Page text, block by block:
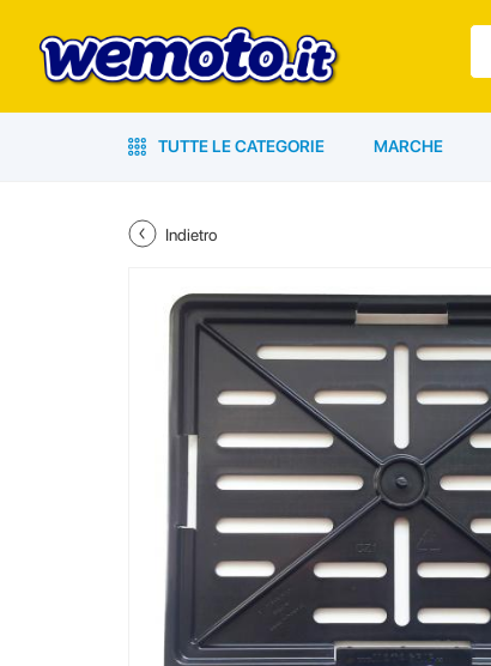
TUTTE LE CATEGORIE MARCHE
Indietro